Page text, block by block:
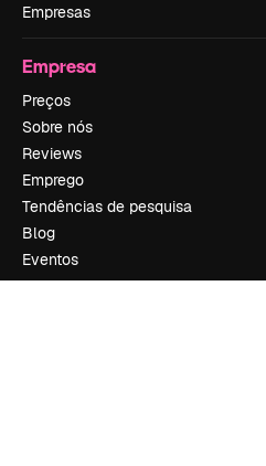
Empresas
Empresa
Preços
Sobre nós
Reviews
Emprego
Tendências de pesquisa
Blog
Eventos
Slidesgo